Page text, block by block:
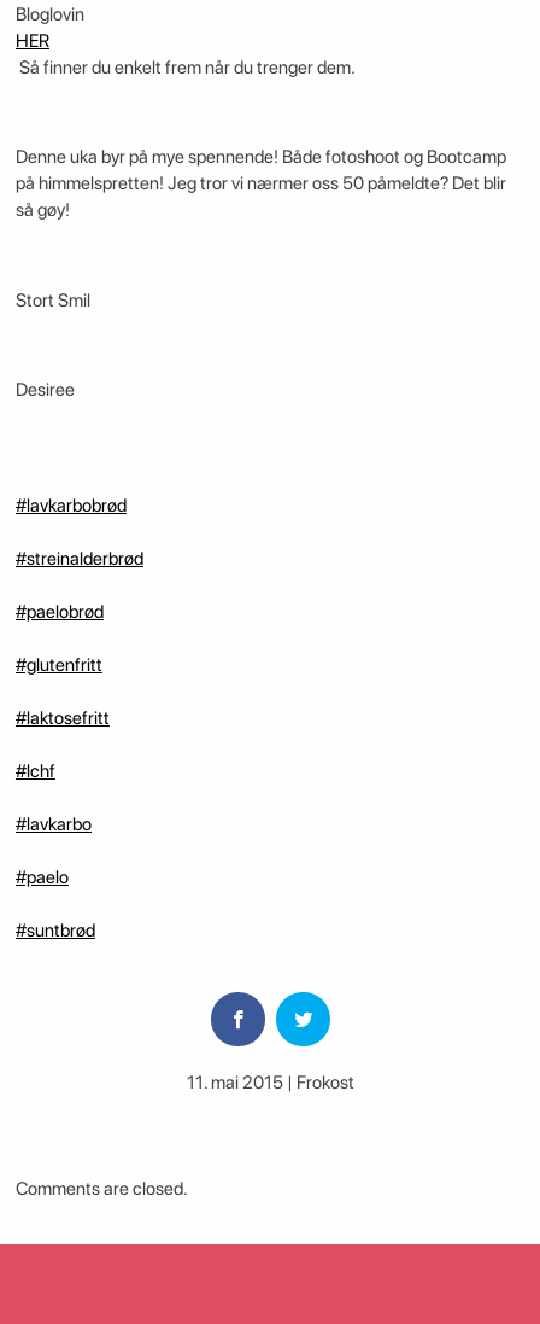
Bloglovin
HER
Så finner du enkelt frem når du trenger dem.
Denne uka byr på mye spennende! Både fotoshoot og Bootcamp
på himmelspretten! Jeg tror vi nærmer oss 50 påmeldte? Det blir
så gøy!
Stort Smil
Desiree
#lavkarbobrød
#streinalderbrød
#paelobrød
#glutenfritt
#laktosefritt
#lchf
#lavkarbo
#paelo
#suntbrød
11. mai 2015 | Frokost
Comments are closed.